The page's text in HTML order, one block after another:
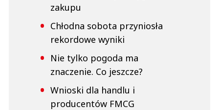
zakupu
Chłodna sobota przyniosła
rekordowe wyniki
Nie tylko pogoda ma
znaczenie. Co jeszcze?
Wnioski dla handlu i
producentów FMCG